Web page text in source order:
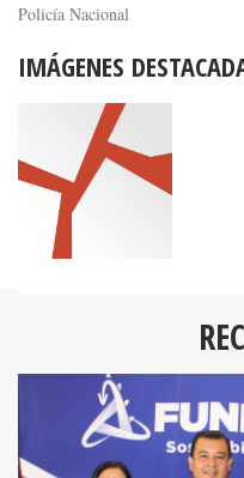
Policía Nacional
IMÁGENES